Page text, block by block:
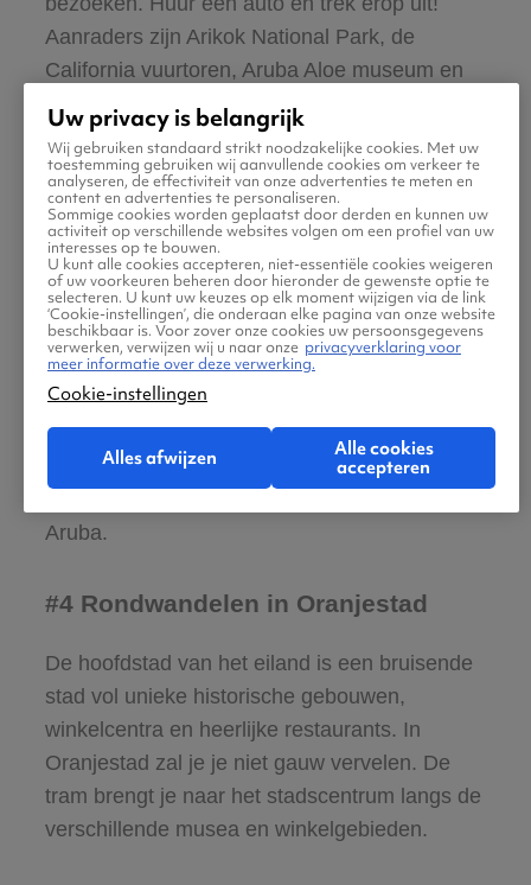
Aanraders zijn Arikok National Park, de
California vuurtoren, Aruba Aloe museum en
The butterfly farm.
#3 Lekker eten en drinken
De lokale keuken in Aruba is een echte
smeltkroes en bestaat uit invloeden van over
de hele wereld. Lokale eethuisjes vind je op
elke hoek van de straat. Zie je er veel locals?
Dan weet je dat je goed zit. Maar Aruba blijft
natuurlijk een deel van het Koninkrijk der
Nederlanden. Heb je trek in een Hollandse
snack, pannenkoeken of poffertjes, zelfs dan
Aruba.
#4 Rondwandelen in Oranjestad
De hoofdstad van het eiland is een bruisende
stad vol unieke historische gebouwen,
winkelcentra en heerlijke restaurants. In
Oranjestad zal je je niet gauw vervelen. De
tram brengt je naar het stadscentrum langs de
verschillende musea en winkelgebieden.
Uw privacy is belangrijk
Wij gebruiken standaard strikt noodzakelijke cookies. Met uw
toestemming gebruiken wij aanvullende cookies om verkeer te
analyseren, de effectiviteit van onze advertenties te meten en
content en advertenties te personaliseren.
Sommige cookies worden geplaatst door derden en kunnen uw
activiteit op verschillende websites volgen om een profiel van uw
interesses op te bouwen.
U kunt alle cookies accepteren, niet-essentiële cookies weigeren
of uw voorkeuren beheren door hieronder de gewenste optie te
selecteren. U kunt uw keuzes op elk moment wijzigen via de link
‘Cookie-instellingen’, die onderaan elke pagina van onze website
beschikbaar is. Voor zover onze cookies uw persoonsgegevens
verwerken, verwijzen wij u naar onze privacyverklaring voor
meer informatie over deze verwerking.
Cookie-instellingen
Alles afwijzen
Alle cookies
accepteren